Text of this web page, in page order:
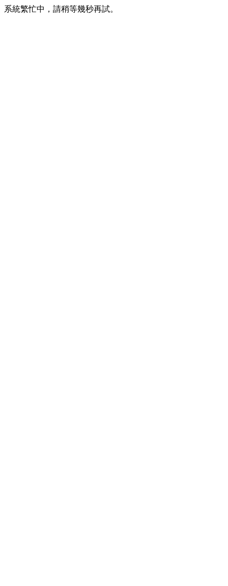
系統繁忙中，請稍等幾秒再試。